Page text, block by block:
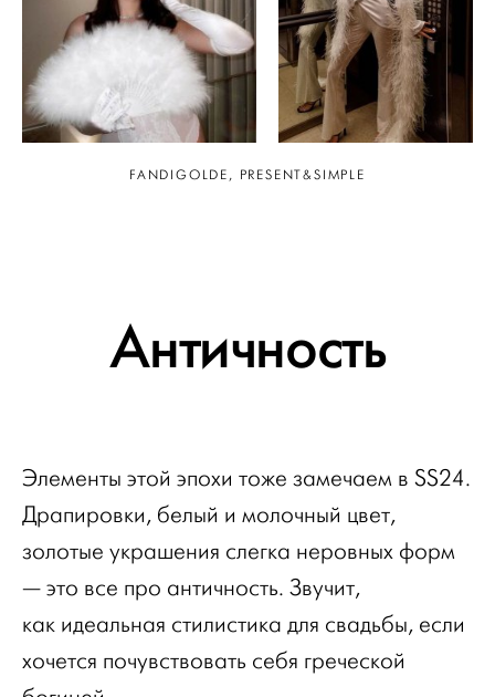
FANDIGOLDE, PRESENT&SIMPLE
Античность
Элементы этой эпохи тоже замечаем в SS24.
Драпировки, белый и молочный цвет,
золотые украшения слегка неровных форм
— это все про античность. Звучит,
как идеальная стилистика для свадьбы, если
хочется почувствовать себя греческой